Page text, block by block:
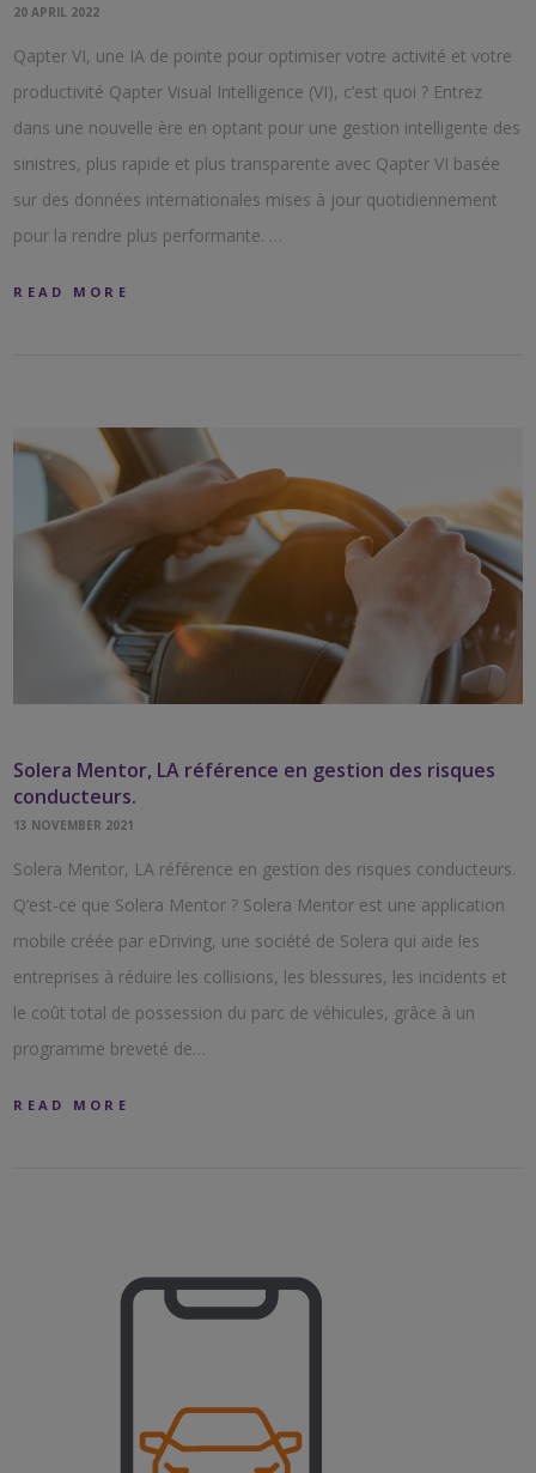
20 APRIL 2022
Qapter VI, une IA de pointe pour optimiser votre activité et votre
productivité Qapter Visual Intelligence (VI), c’est quoi ? Entrez
dans une nouvelle ère en optant pour une gestion intelligente des
sinistres, plus rapide et plus transparente avec Qapter VI basée
sur des données internationales mises à jour quotidiennement
pour la rendre plus performante. …
READ MORE
Solera Mentor, LA référence en gestion des risques
conducteurs.
13 NOVEMBER 2021
Solera Mentor, LA référence en gestion des risques conducteurs.
Q’est-ce que Solera Mentor ? Solera Mentor est une application
mobile créée par eDriving, une société de Solera qui aide les
entreprises à réduire les collisions, les blessures, les incidents et
le coût total de possession du parc de véhicules, grâce à un
programme breveté de…
READ MORE